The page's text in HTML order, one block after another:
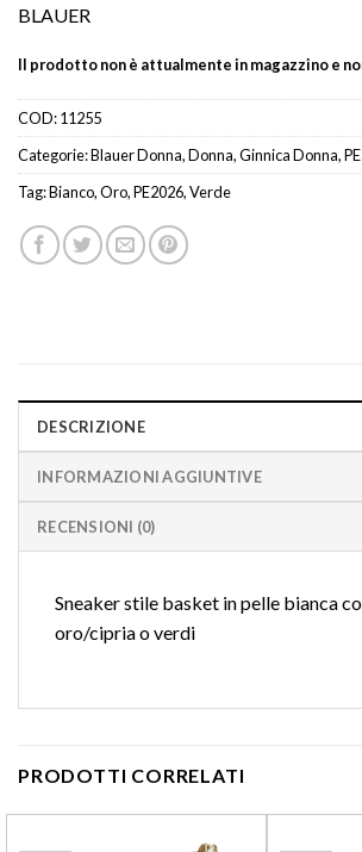
BLAUER
Il prodotto non è attualmente in magazzino e
COD:11255
Categorie:Blauer Donna,Donna,Ginnica Donna,
Tag:Bianco,Oro,PE2026,Verde
DESCRIZIONE
INFORMAZIONI AGGIUNTIVE
RECENSIONI (0)
Sneaker stile basket in pelle bianca
oro/cipria o verdi
PRODOTTI CORRELATI